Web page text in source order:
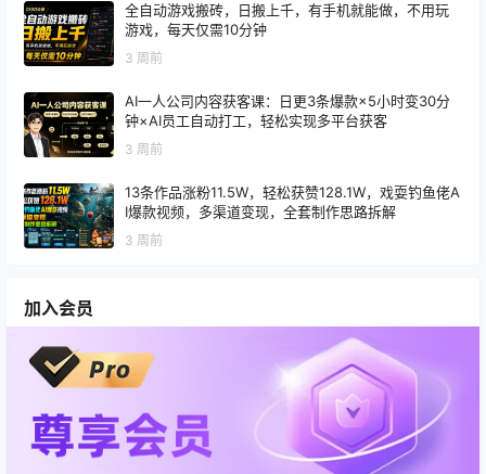
全自动游戏搬砖，日搬上千，有手机就能做，不用玩
游戏，每天仅需10分钟
3 周前
AI一人公司内容获客课：日更3条爆款×5小时变30分
钟×AI员工自动打工，轻松实现多平台获客
3 周前
13条作品涨粉11.5W，轻松获赞128.1W，戏耍钓鱼佬A
I爆款视频，多渠道变现，全套制作思路拆解
3 周前
加入会员